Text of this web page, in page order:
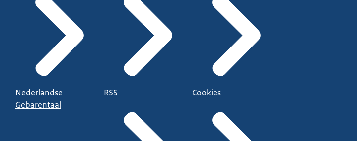
Nederlandse
Gebarentaal
RSS Cookies